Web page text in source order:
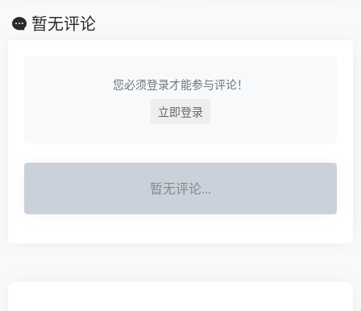
暂无评论
您必须登录才能参与评论！
立即登录
暂无评论...